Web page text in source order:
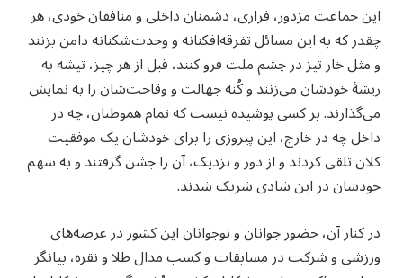
این جماعت مزدور، فراری، دشمنان داخلی و منافقان خودی، هر
چقدر که به این مسائل تفرقه‌افکنانه و وحدت‌شکنانه دامن بزنند
و مثل خار تیز در چشم ملت فرو کنند، قبل از هر چیز، تیشه به
ریشۀ خودشان می‌زنند و کُنه جهالت و وقاحت‌شان را به نمایش
می‌گذارند. بر کسی پوشیده نیست که تمام هموطنان، چه در
داخل چه در خارج، این پیروزی را برای خودشان یک موفقیت
کلان تلقی کردند و از دور و نزدیک، آن را جشن گرفتند و به سهم
خودشان در این شادی شریک شدند.
در کنار آن، حضور جوانان و نوجوانان این کشور در عرصه‌های
ورزشی و شرکت در مسابقات و کسب مدال طلا و نقره، بیانگر